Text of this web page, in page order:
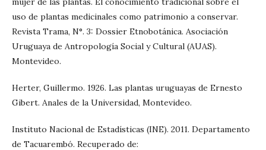
uso de plantas medicinales como patrimonio a conservar.
Revista Trama, N°. 3: Dossier Etnobotánica. Asociación
Uruguaya de Antropología Social y Cultural (AUAS).
Montevideo.
Herter, Guillermo. 1926. Las plantas uruguayas de Ernesto
Gibert. Anales de la Universidad, Montevideo.
Instituto Nacional de Estadísticas (INE). 2011. Departamento
de Tacuarembó. Recuperado de: